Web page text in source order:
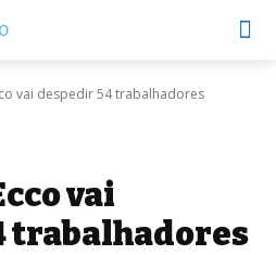
vai despedir 54 trabalhadores
vai
trabalhadores